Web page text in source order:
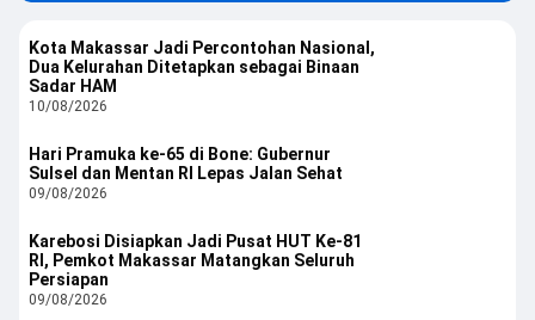
Kota Makassar Jadi Percontohan Nasional,
Dua Kelurahan Ditetapkan sebagai Binaan
Sadar HAM
10/08/2026
Hari Pramuka ke-65 di Bone: Gubernur
Sulsel dan Mentan RI Lepas Jalan Sehat
09/08/2026
Karebosi Disiapkan Jadi Pusat HUT Ke-81
RI, Pemkot Makassar Matangkan Seluruh
Persiapan
09/08/2026